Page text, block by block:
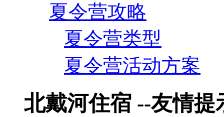
夏令营攻略
夏令营类型
夏令营活动方案
北戴河住宿 --友情提